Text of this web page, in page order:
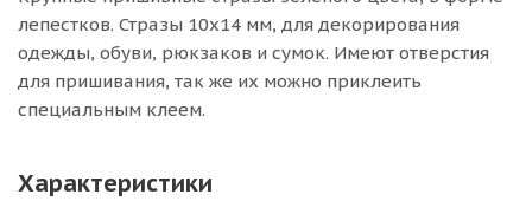
лепестков. Стразы 10х14 мм, для декорирования
одежды, обуви, рюкзаков и сумок. Имеют отверстия
для пришивания, так же их можно приклеить
специальным клеем.
Характеристики